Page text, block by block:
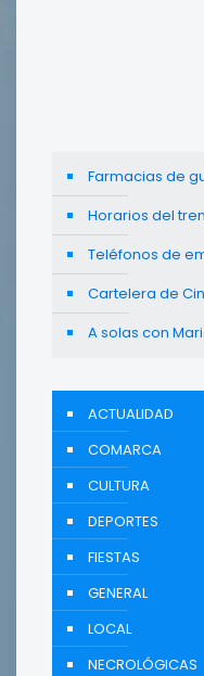
Farmacias de
Horarios del
Teléfonos de
Cartelera de
A solas con
ACTUALIDAD
COMARCA
CULTURA
DEPORTES
FIESTAS
GENERAL
LOCAL
NECROLÓGICAS